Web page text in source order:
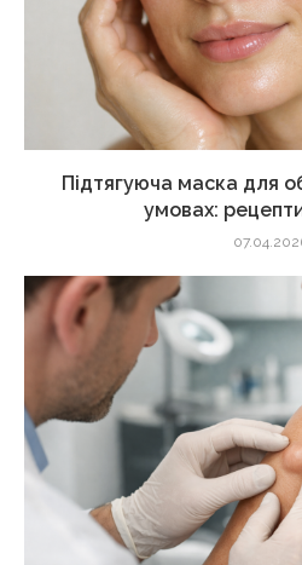
Підтягуюча маска для
умовах: